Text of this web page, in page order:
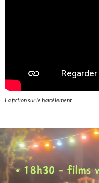
La fiction sur le harcèlement